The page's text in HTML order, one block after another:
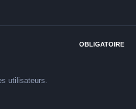
OBLIGATOIRE
utilisateurs.